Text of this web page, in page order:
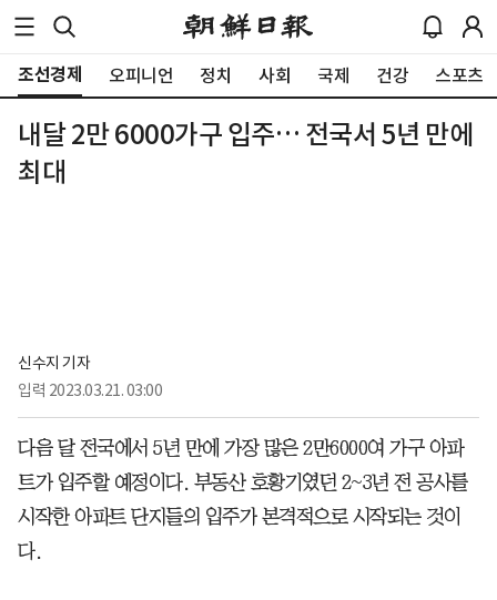
조선경제 오피니언 정치 사회 국제 건강 스포츠
내달 2만 6000가구 입주… 전국서 5년 만에
최대
신수지 기자
입력 2023.03.21. 03:00
다음 달 전국에서 5년 만에 가장 많은 2만6000여 가구 아파
트가 입주할 예정이다. 부동산 호황기였던 2~3년 전 공사를
시작한 아파트 단지들의 입주가 본격적으로 시작되는 것이
다.